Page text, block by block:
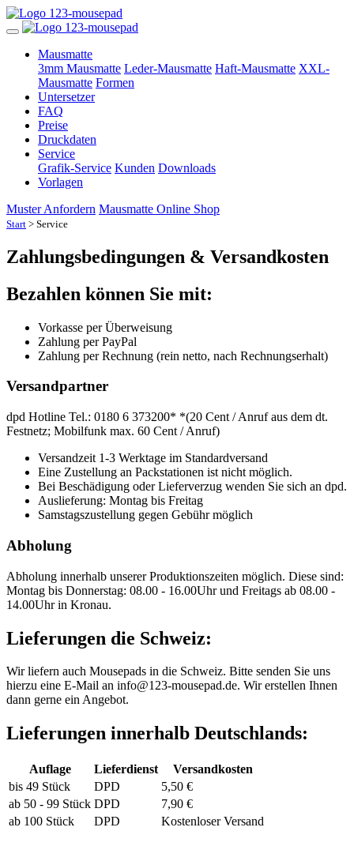
Mausmatte
3mm Mausmatte Leder-Mausmatte Haft-Mausmatte XXL-
Mausmatte Formen
Untersetzer
FAQ
Preise
Druckdaten
Service
Grafik-Service Kunden Downloads
Vorlagen
Muster Anfordern Mausmatte Online Shop
Start > Service
Zahlungsbedingungen & Versandkosten
Bezahlen können Sie mit:
Vorkasse per Überweisung
Zahlung per PayPal
Zahlung per Rechnung (rein netto, nach Rechnungserhalt)
Versandpartner
dpd Hotline Tel.: 0180 6 373200* *(20 Cent / Anruf aus dem dt.
Festnetz; Mobilfunk max. 60 Cent / Anruf)
Versandzeit 1-3 Werktage im Standardversand
Eine Zustellung an Packstationen ist nicht möglich.
Bei Beschädigung oder Lieferverzug wenden Sie sich an dpd.
Auslieferung: Montag bis Freitag
Samstagszustellung gegen Gebühr möglich
Abholung
Abholung innerhalb unserer Produktionszeiten möglich. Diese sind:
Montag bis Donnerstag: 08.00 - 16.00Uhr und Freitags ab 08.00 -
14.00Uhr in Kronau.
Lieferungen die Schweiz:
Wir liefern auch Mousepads in die Schweiz. Bitte senden Sie uns
hierzu eine E-Mail an info@123-mousepad.de. Wir erstellen Ihnen
dann gerne ein Angebot.
Lieferungen innerhalb Deutschlands:
Auflage Lieferdienst
Versandkosten
bis 49 Stück
DPD
5,50 €
ab 50 - 99 Stück DPD
7,90 €
ab 100 Stück
DPD Kostenloser Versand